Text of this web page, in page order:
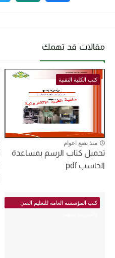
مقالات قد تهمك
كتب الكلية التقنية
منذ بضع اعوام
تحميل كتاب الرسم بمساعدة
الحاسب pdf
كتب المؤسسة العامة للتعليم الفني